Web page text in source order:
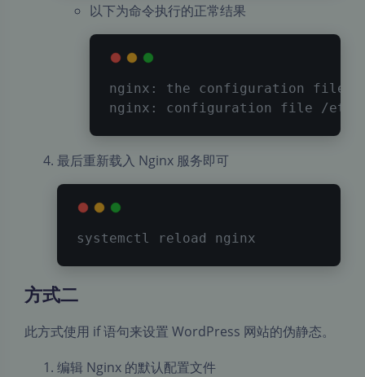
以下为命令执行的正常结果
nginx: the configuration file /
nginx: configuration file /etc/
最后重新载入 Nginx 服务即可
systemctl reload nginx
方式二
此方式使用 if 语句来设置 WordPress 网站的伪静态。
编辑 Nginx 的默认配置文件